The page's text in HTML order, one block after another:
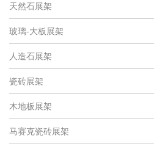
天然石展架
玻璃-大板展架
人造石展架
瓷砖展架
木地板展架
马赛克瓷砖展架